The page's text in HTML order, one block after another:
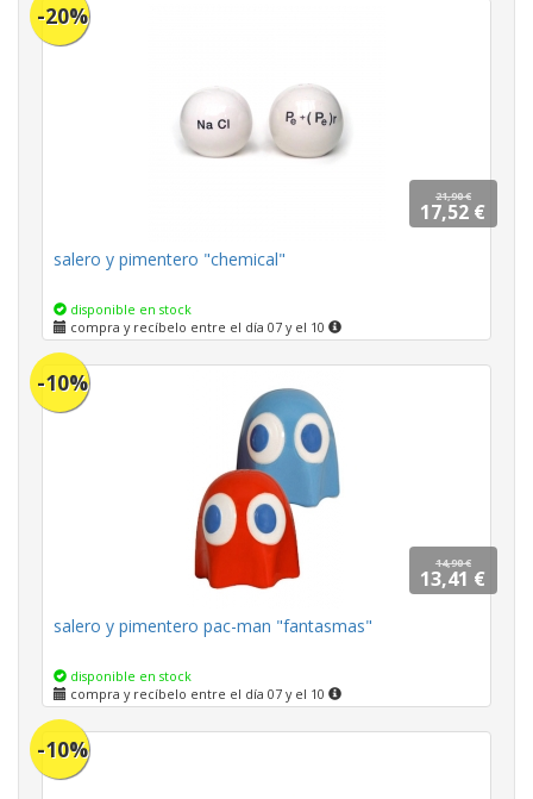
-20%
21,90 €
17,52 €
salero y pimentero "chemical"
disponible en stock
compra y recíbelo entre el día 07 y el 10
-10%
14,90 €
13,41 €
salero y pimentero pac-man "fantasmas"
disponible en stock
compra y recíbelo entre el día 07 y el 10
-10%